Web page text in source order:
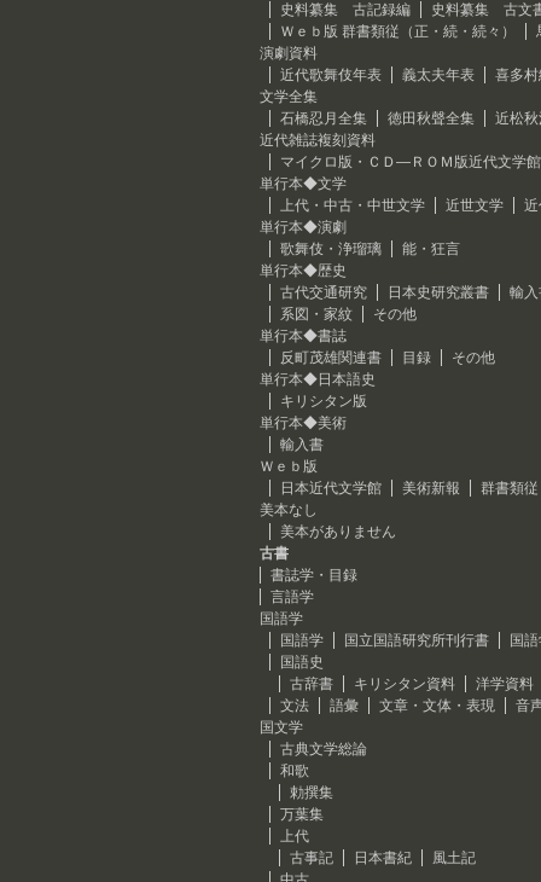
史料纂集 古記録編
史料纂集 古文
Ｗｅｂ版 群書類従（正・続・続々）
演劇資料
近代歌舞伎年表
義太夫年表
喜多
文学全集
石橋忍月全集
徳田秋聲全集
近松
近代雑誌複刻資料
マイクロ版・ＣＤ―ＲＯＭ版近代文学館
単行本◆文学
上代・中古・中世文学
近世文学
単行本◆演劇
歌舞伎・浄瑠璃
能・狂言
単行本◆歴史
古代交通研究
日本史研究叢書
輸
系図・家紋
その他
単行本◆書誌
反町茂雄関連書
目録
その他
単行本◆日本語史
キリシタン版
単行本◆美術
輸入書
Ｗｅｂ版
日本近代文学館
美術新報
群書類
美本なし
美本がありません
古書
書誌学・目録
言語学
国語学
国語学
国立国語研究所刊行書
国
国語史
古辞書
キリシタン資料
洋学資料
文法
語彙 文章・文体・表現
音
国文学
古典文学総論
和歌
勅撰集
万葉集
上代
古事記
日本書紀
風土記